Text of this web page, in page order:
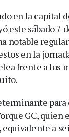
en la capital
este sábado 7
notable
en la
frente a los
para
GC, quien
a